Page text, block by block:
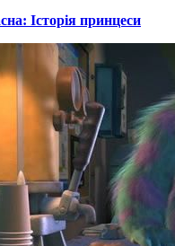
Історія принцеси